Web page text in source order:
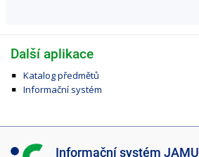
Další aplikace
Katalog předmětů
Informační systém
I Informační systém JAMU